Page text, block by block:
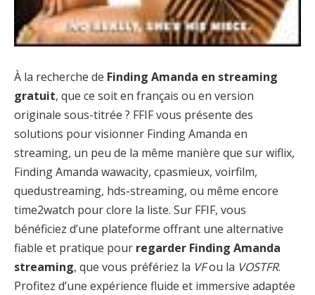
À la recherche de Finding Amanda en streaming
gratuit, que ce soit en français ou en version
originale sous-titrée ? FFIF vous présente des
solutions pour visionner Finding Amanda en
streaming, un peu de la même manière que sur wiflix,
Finding Amanda wawacity, cpasmieux, voirfilm,
quedustreaming, hds-streaming, ou même encore
time2watch pour clore la liste. Sur FFIF, vous
bénéficiez d’une plateforme offrant une alternative
fiable et pratique pour regarder Finding Amanda
streaming, que vous préfériez la VFou la VOSTFR.
Profitez d’une expérience fluide et immersive adaptée